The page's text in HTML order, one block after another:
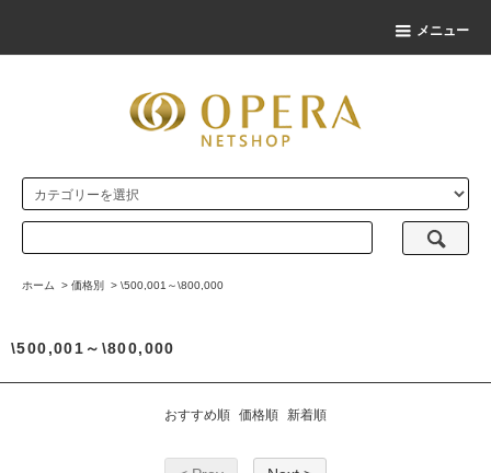
メニュー
ホーム > 価格別 > \500,001～\800,000
\500,001～\800,000
おすすめ順 価格順 新着順